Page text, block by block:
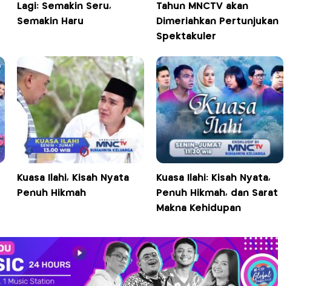
Lagi: Semakin Seru,
Semakin Haru
Tahun MNCTV akan
Dimeriahkan Pertunjukan
Spektakuler
Kuasa Ilahi, Kisah Nyata
Penuh Hikmah
Kuasa Ilahi: Kisah Nyata,
Penuh Hikmah, dan Sarat
Makna Kehidupan